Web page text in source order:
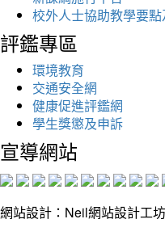
校外人士協助教學要
評鑑專區
環境教育
交通安全網
健康促進評鑑網
學生獎懲及申訴
宣導網站
網站設計：Neil網站設計工坊